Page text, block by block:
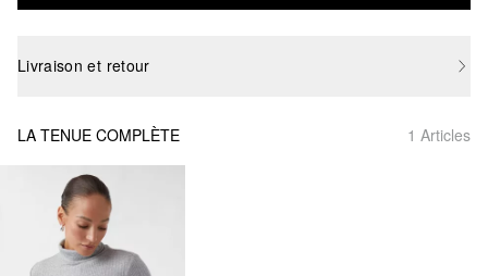
Livraison et retour
LA TENUE COMPLÈTE 1 Articles